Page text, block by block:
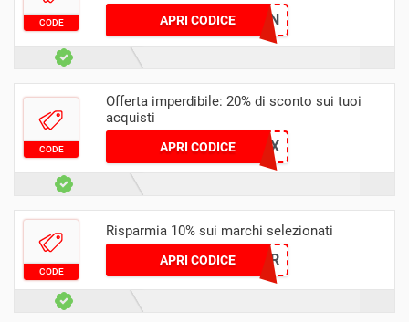
CODE APRI CODICE GAN
CODE
Offerta imperdibile: 20% di sconto sui tuoi
acquisti
APRI CODICEIAV555QX
CODE
Risparmia 10% sui marchi selezionati
APRI CODICEJADDEFR